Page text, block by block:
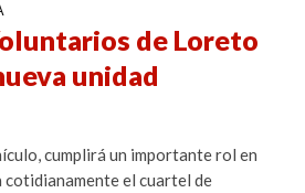
de Loreto
unidad
cumplirá un importante rol en
el cuartel de